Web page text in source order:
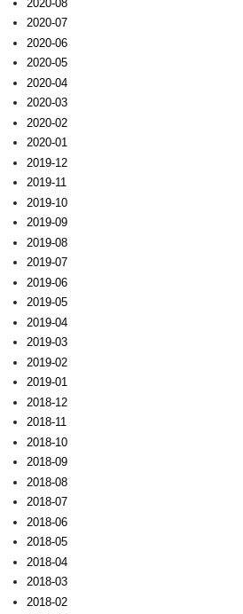
2020-08
2020-07
2020-06
2020-05
2020-04
2020-03
2020-02
2020-01
2019-12
2019-11
2019-10
2019-09
2019-08
2019-07
2019-06
2019-05
2019-04
2019-03
2019-02
2019-01
2018-12
2018-11
2018-10
2018-09
2018-08
2018-07
2018-06
2018-05
2018-04
2018-03
2018-02